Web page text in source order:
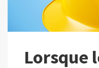
Lorsque